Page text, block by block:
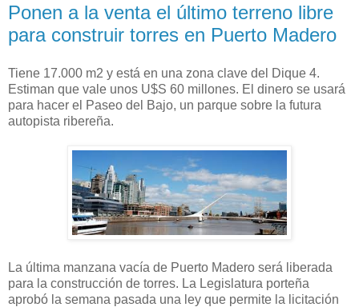
Ponen a la venta el último terreno libre
para construir torres en Puerto Madero
Tiene 17.000 m2 y está en una zona clave del Dique 4.
Estiman que vale unos U$S 60 millones. El dinero se usará
para hacer el Paseo del Bajo, un parque sobre la futura
autopista ribereña.
La última manzana vacía de Puerto Madero será liberada
para la construcción de torres. La Legislatura porteña
aprobó la semana pasada una ley que permite la licitación